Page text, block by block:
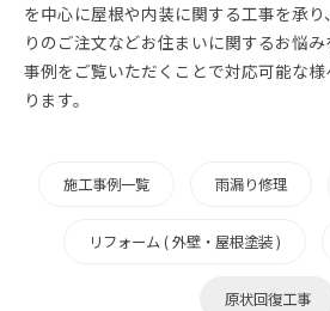
を中心に屋根や内装に関する工事を承
りのご注文などお住まいに関するお悩
事例をご覧いただくことで対応可能な
ります。
施工事例一覧 雨漏り修理
リフォーム ( 外壁・屋根塗装 )
原状回復工事